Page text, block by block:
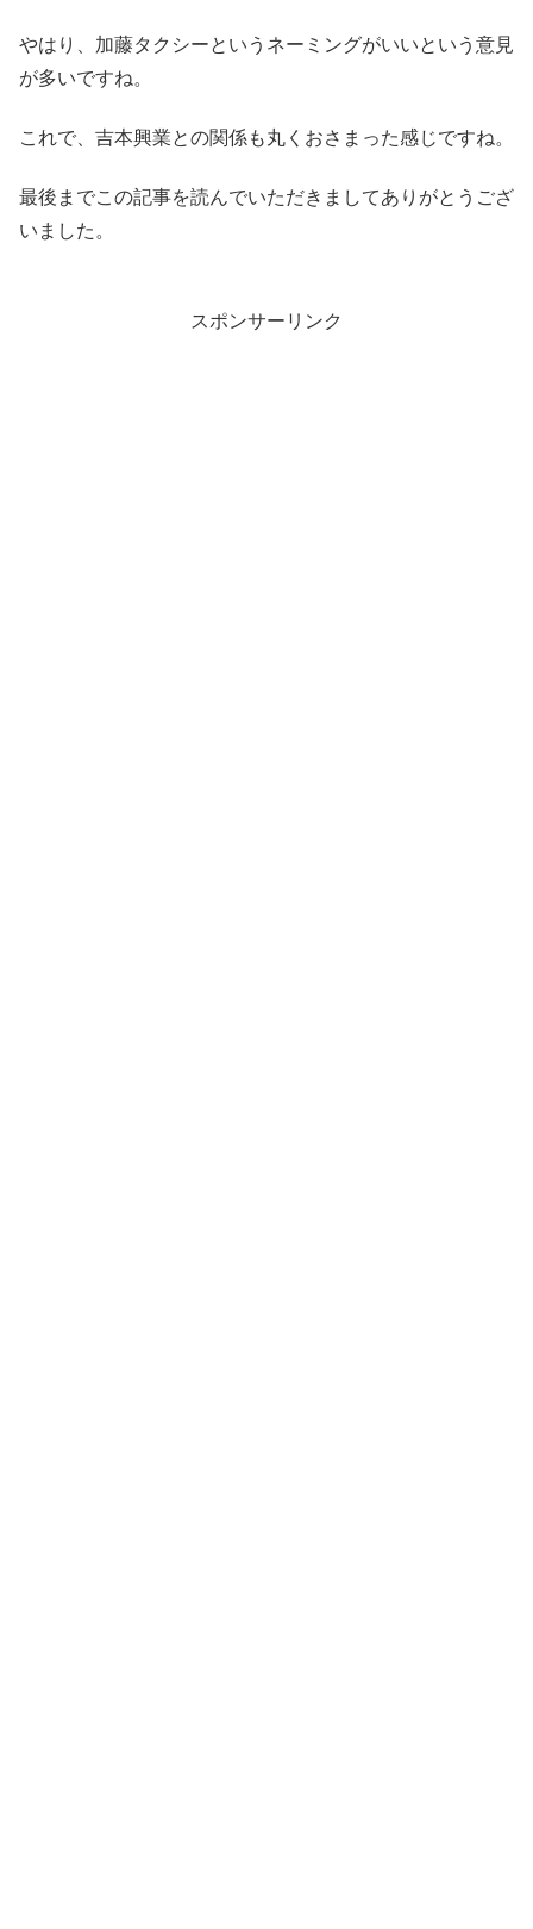
やはり、加藤タクシーというネーミングがいいという意見
が多いですね。
これで、吉本興業との関係も丸くおさまった感じですね。
最後までこの記事を読んでいただきましてありがとうござ
いました。
スポンサーリンク